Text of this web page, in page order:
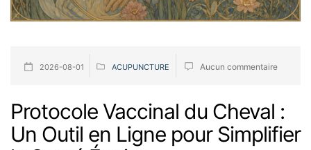
2026-08-01 ACUPUNCTURE Aucun commentaire
Protocole Vaccinal du Cheval :
Un Outil en Ligne pour Simplifier